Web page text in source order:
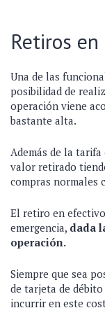
Retiros
Una de las
posibilidad de
operación viene
bastante alta.
Además de la
valor retirado
compras normales
El retiro en
emergencia, dada
operación.
Siempre que sea
de tarjeta de
incurrir en este